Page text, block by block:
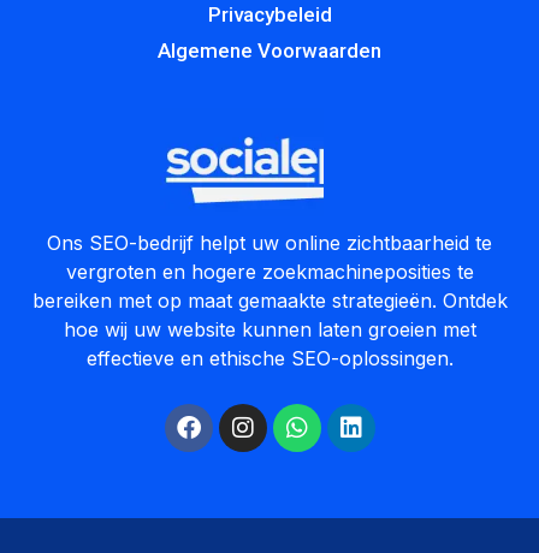
Privacybeleid
Algemene Voorwaarden
Ons SEO-bedrijf helpt uw online zichtbaarheid te
vergroten en hogere zoekmachineposities te
bereiken met op maat gemaakte strategieën. Ontdek
hoe wij uw website kunnen laten groeien met
effectieve en ethische SEO-oplossingen.